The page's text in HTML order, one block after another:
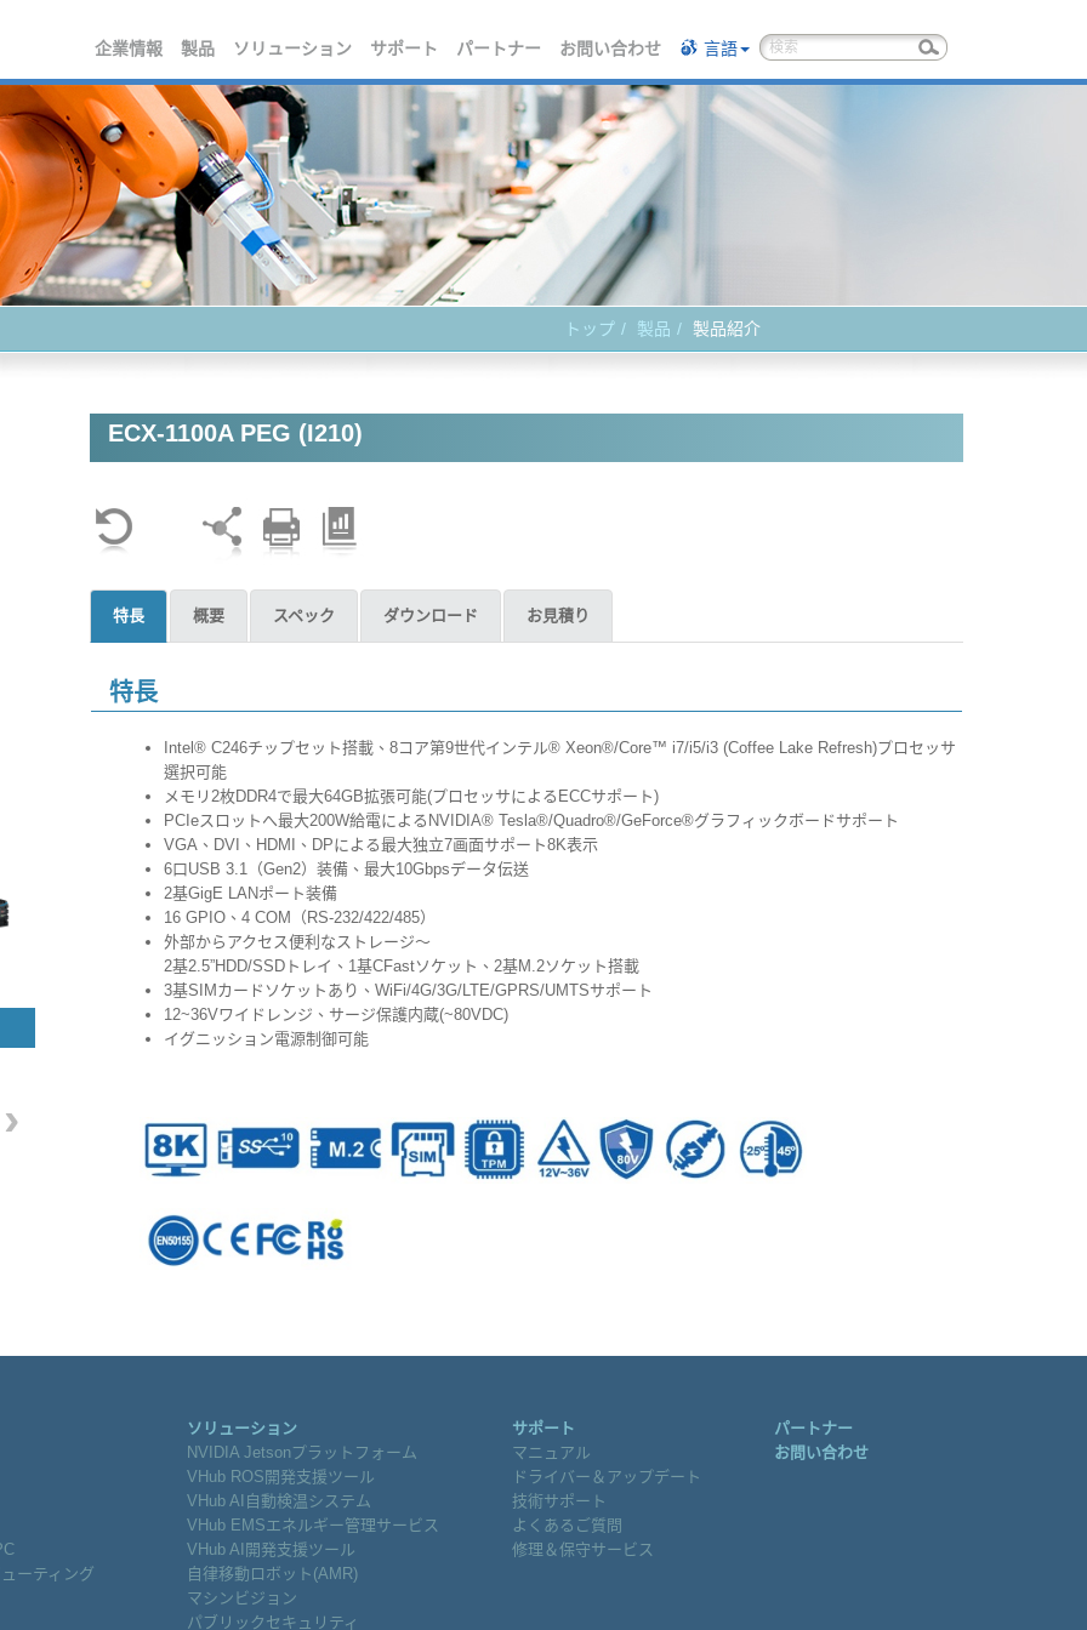
企業情報 製品 ソリューション サポート パートナー お問い合わせ 言語
トップ 製品 製品紹介
›
ECX-1100A PEG (I210)
特長 概要 スペック ダウンロード お見積り
特長
Intel® C246チップセット搭載、8コア第9世代インテル® Xeon®/Core™ i7/i5/i3 (Coffee Lake Refresh)プロセッサ
選択可能
メモリ2枚DDR4で最大64GB拡張可能(プロセッサによるECCサポート)
PCIeスロットへ最大200W給電によるNVIDIA® Tesla®/Quadro®/GeForce®グラフィックボードサポート
VGA、DVI、HDMI、DPによる最大独立7画面サポート8K表示
6口USB 3.1（Gen2）装備、最大10Gbpsデータ伝送
2基GigE LANポート装備
16 GPIO、4 COM（RS-232/422/485）
外部からアクセス便利なストレージ～
2基2.5”HDD/SSDトレイ、1基CFastソケット、2基M.2ソケット搭載
3基SIMカードソケットあり、WiFi/4G/3G/LTE/GPRS/UMTSサポート
12~36Vワイドレンジ、サージ保護内蔵(~80VDC)
イグニッション電源制御可能
ーティング
ソリューション
NVIDIA Jetsonプラットフォーム
VHub ROS開発支援ツール
VHub AI自動検温システム
VHub EMSエネルギー管理サービス
VHub AI開発支援ツール
自律移動ロボット(AMR)
マシンビジョン
パブリックセキュリティ
サポート
マニュアル
ドライバー＆アップデート
技術サポート
よくあるご質問
修理＆保守サービス
パートナー
お問い合わせ